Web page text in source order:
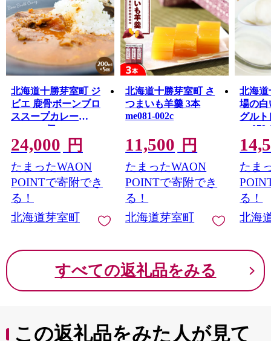
品があり、今後さらに返礼品数は増え続けていきます。
北海道十勝芽室町 ジ
ビエ 鹿骨ボーンブロ
ススープカレー
200ml×5個 me063-008c
24,000 円
たまったWAON
POINTで寄附でき
る！
北海道芽室町
北海道十勝芽室町 さ
つまいも羊羹 3本
me081-002c
11,500 円
たまったWAON
POINTで寄附でき
る！
北海道芽室町
北海道
場の白
グル
たま
る！
北海
すべての返礼品をみる
この返礼品をみた人が見て